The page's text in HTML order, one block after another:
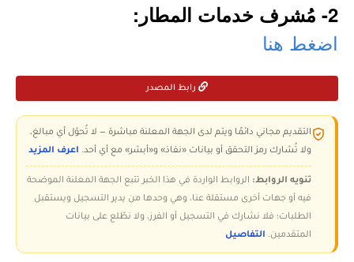
2- مُشرف خدمات المطار:
اضغط هنا
رابط المصدر
التقديم مجاني دائمًا ويتم لدى الجهة المعلنة مباشرة — لا تُحوّل أي مبالغ،
ولا تُشارك رمز التحقق أو بيانات «نفاذ» و«أبشر» مع أي أحد. اعرف المزيد
تنويه الروابط: الروابط الواردة في هذا الخبر تتبع الجهة المعلنة الموضحة
فيه أو جهات أخرى مستقلة عنا، وهي وحدها من يدير التسجيل ويستقبل
الطلبات؛ فلا نشارك في التسجيل أو الفرز، ولا نطّلع على بيانات
المتقدمين. التفاصيل